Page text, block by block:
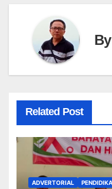
By
Related Post
ADVERTORIAL